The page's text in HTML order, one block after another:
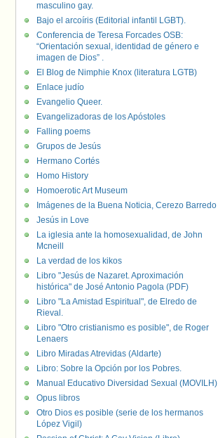
masculino gay.
Bajo el arcoíris (Editorial infantil LGBT).
Conferencia de Teresa Forcades OSB:
“Orientación sexual, identidad de género e
imagen de Dios” .
El Blog de Nimphie Knox (literatura LGTB)
Enlace judío
Evangelio Queer.
Evangelizadoras de los Apóstoles
Falling poems
Grupos de Jesús
Hermano Cortés
Homo History
Homoerotic Art Museum
Imágenes de la Buena Noticia, Cerezo Barredo
Jesús in Love
La iglesia ante la homosexualidad, de John
Mcneill
La verdad de los kikos
Libro "Jesús de Nazaret. Aproximación
histórica" de José Antonio Pagola (PDF)
Libro "La Amistad Espiritual", de Elredo de
Rieval.
Libro "Otro cristianismo es posible", de Roger
Lenaers
Libro Miradas Atrevidas (Aldarte)
Libro: Sobre la Opción por los Pobres.
Manual Educativo Diversidad Sexual (MOVILH)
Opus libros
Otro Dios es posible (serie de los hermanos
López Vigil)